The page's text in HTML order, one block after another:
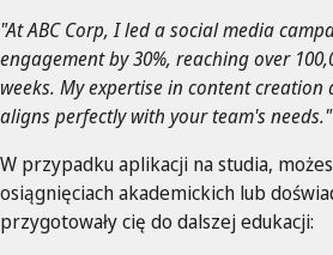
"At ABC Corp, I led a social media
engagement by 30%, reaching over
weeks. My expertise in content
aligns perfectly with your team's needs."
W przypadku aplikacji na studia,
osiągnięciach akademickich lub
przygotowały cię do dalszej edukacji: